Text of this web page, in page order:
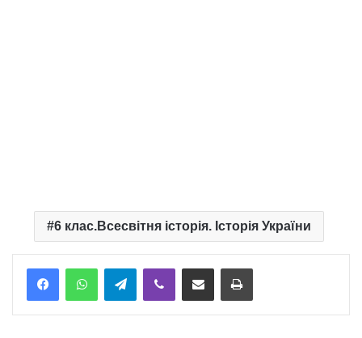
6 клас.Всесвітня історія. Історія України
TelegramViber Надіслати електронною поштоюНадрукувати